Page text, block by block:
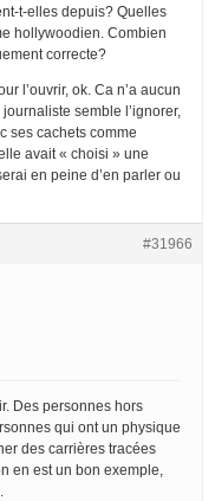
t-elles depuis? Quelles
hollywoodien. Combien
correcte?
l’ouvrir, ok. Ca n’a aucun
semble l’ignorer,
ses cachets comme
avait « choisi » une
en peine d’en parler ou
#31966
Des personnes hors
qui ont un physique
des carrières tracées
en est un bon exemple,